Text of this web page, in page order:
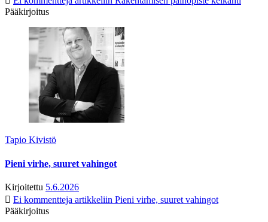
Pääkirjoitus
Tapio Kivistö
Pieni virhe, suuret vahingot
Kirjoitettu 5.6.2026
Ei kommentteja artikkeliin Pieni virhe, suuret vahingot
Pääkirjoitus